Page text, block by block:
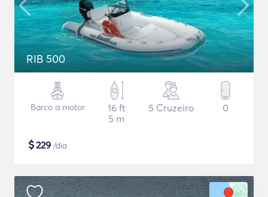
RIB 500
Barco a motor
16 ft
5 m
5 Cruzeiro 0
$229 /dia